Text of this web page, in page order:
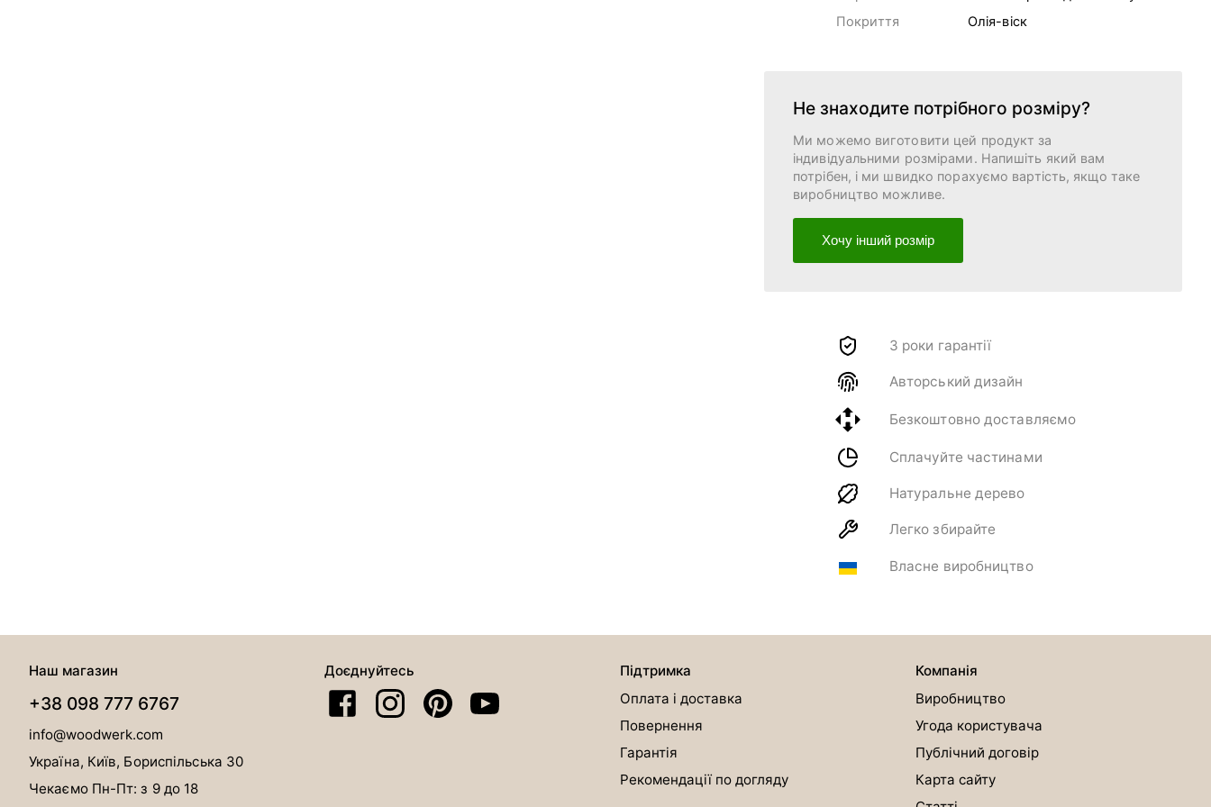
Покриття
Олія-віск
Не знаходите потрібного розміру?
Ми можемо виготовити цей продукт за
індивідуальними розмірами. Напишіть який вам
потрібен, і ми швидко порахуємо вартість, якщо таке
виробництво можливе.
Хочу інший розмір
3 роки гарантії
Авторський дизайн
Безкоштовно доставляємо
Сплачуйте частинами
Натуральне дерево
Легко збирайте
Власне виробництво
Наш магазин
+38 098 777 6767
info@woodwerk.com
Україна, Київ, Бориспільська 30
Чекаємо Пн-Пт: з 9 до 18
Доєднуйтесь
Підтримка
Оплата і доставка
Повернення
Гарантія
Рекомендації по догляду
Компанія
Виробництво
Угода користувача
Публічний договір
Карта сайту